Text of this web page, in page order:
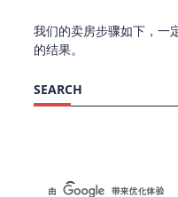
我们的卖房步骤如下，一
的结果。
SEARCH